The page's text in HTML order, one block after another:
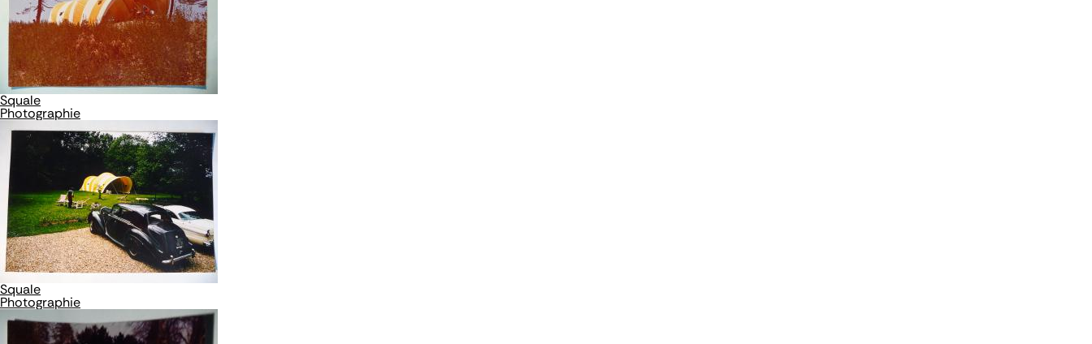
Squale
Photographie
Squale
Photographie